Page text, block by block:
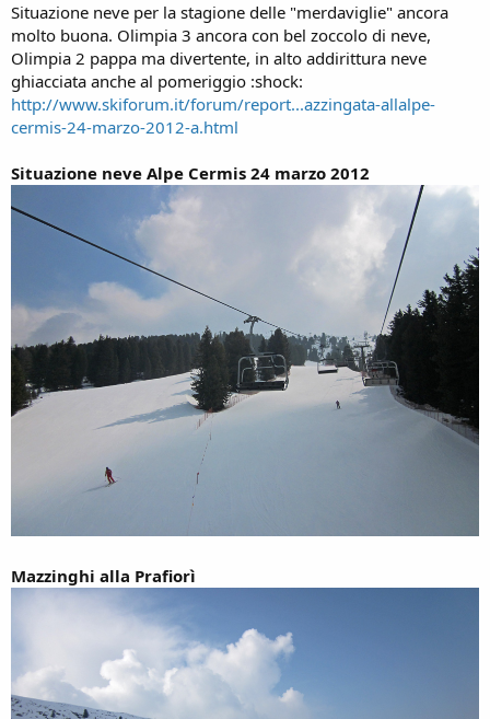
Situazione neve per la stagione delle "merdaviglie" ancora
molto buona. Olimpia 3 ancora con bel zoccolo di neve,
Olimpia 2 pappa ma divertente, in alto addirittura neve
ghiacciata anche al pomeriggio :shock:
http://www.skiforum.it/forum/report...azzingata-allalpe-
cermis-24-marzo-2012-a.html
Situazione neve Alpe Cermis 24 marzo 2012
Mazzinghi alla Prafiorì